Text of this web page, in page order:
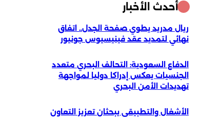
أحدث الأخبار
ريال مدريد يطوي صفحة الجدل.. اتفاق
نهائي لتمديد عقد فينيسيوس جونيور
الدفاع السعودية: التحالف البحري متعدد
الجنسيات يعكس إدراكا دوليا لمواجهة
تهديدات الأمن البحري
الأشغال والتطبيقي يبحثان تعزيز التعاون